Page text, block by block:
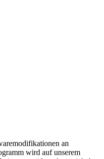
an
wird auf unserem